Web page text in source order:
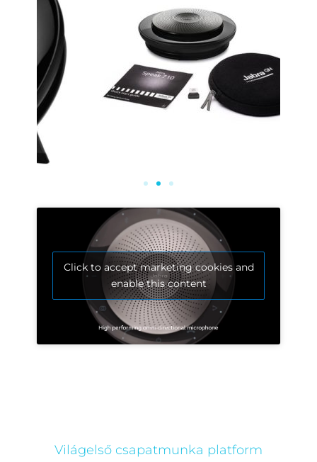
Click to accept marketing cookies and
enable this content
Világelső csapatmunka platform